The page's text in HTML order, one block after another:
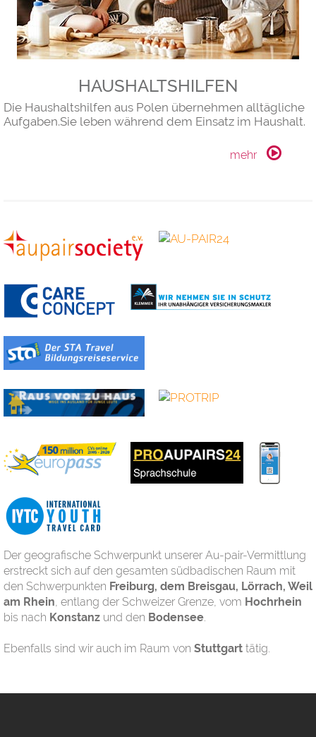
HAUSHALTSHILFEN
Die Haushaltshilfen aus Polen übernehmen alltägliche
Aufgaben.Sie leben während dem Einsatz im Haushalt.
Der geografische Schwerpunkt unserer Au-pair-Vermittlung
erstreckt sich auf den gesamten südbadischen Raum mit
den Schwerpunkten Freiburg, dem Breisgau, Lörrach, Weil
am Rhein , entlang der Schweizer Grenze, vom Hochrhein
bis nach Konstanz und den Bodensee
Ebenfalls sind wir auch im Raum von Stuttgart tätig.